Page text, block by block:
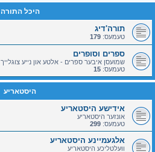
היכל התורה
תורה'דיג
טעמעס: 179
ספרים וסופרים
שמועסן איבער ספרים - אלטע און נייע צוגלייך
טעמעס: 15
היסטאריע
אידישע היסטאריע
אונזער היסטאריע
טעמעס: 299
אלגעמיינע היסטאריע
וועלטליכע היסטאריע